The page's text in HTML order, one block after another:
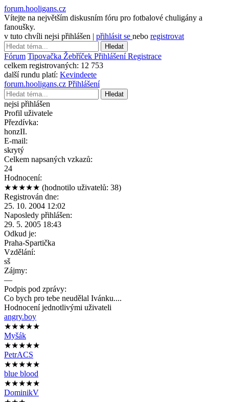
forum.hooligans.cz
Vítejte na největším diskusním fóru pro fotbalové chuligány a
fanoušky.
v tuto chvíli nejsi přihlášen | přihlásit se nebo registrovat
Hledat
Fórum Tipovačka Žebříček PřihlášeníRegistrace
celkem registrovaných: 12 753
další rundu platí: Kevindeete
forum.hooligans.cz Přihlášení
Hledat
nejsi přihlášen
Profil uživatele
Přezdívka:
honzII.
E-mail:
skrytý
Celkem napsaných vzkazů:
24
Hodnocení:
★★★★★ (hodnotilo uživatelů: 38)
Registrován dne:
25. 10. 2004 12:02
Naposledy přihlášen:
29. 5. 2005 18:43
Odkud je:
Praha-Spartička
Vzdělání:
sš
Zájmy:
—
Podpis pod zprávy:
Co bych pro tebe neudělal Ivánku....
Hodnocení jednotlivými uživateli
angry.boy
★★★★★
Myšák
★★★★★
PetrACS
★★★★★
blue blood
★★★★★
DominikV